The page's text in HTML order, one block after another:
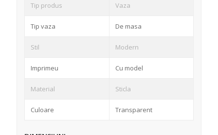
Tip produs Vaza
Tip vaza De masa
Stil Modern
Imprimeu Cu model
Material Sticla
Culoare Transparent